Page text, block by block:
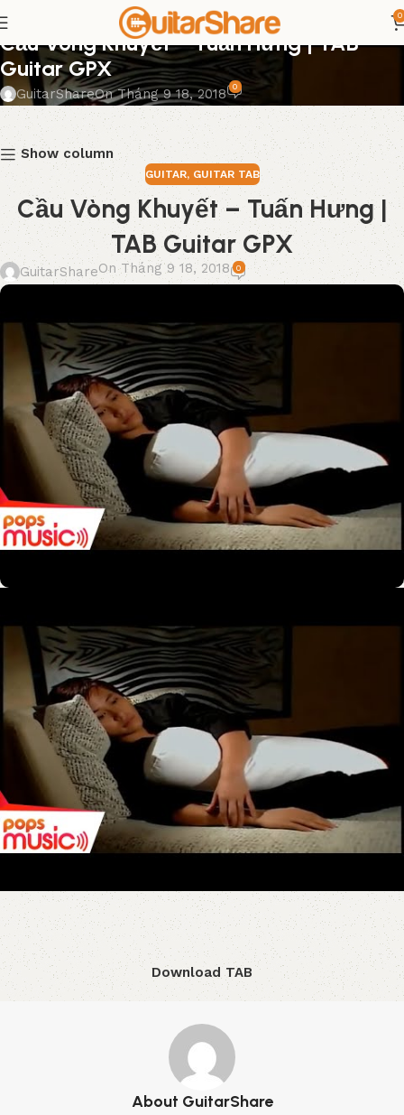
0
GUITAR
Cầu Vòng Khuyết – Tuấn Hưng | TAB
Guitar GPX
GuitarShareOn Tháng 9 18, 2018 0
Show column
GUITAR, GUITAR TAB
Cầu Vòng Khuyết – Tuấn Hưng |
TAB Guitar GPX
GuitarShareOn Tháng 9 18, 2018 0
Download TAB
About GuitarShare